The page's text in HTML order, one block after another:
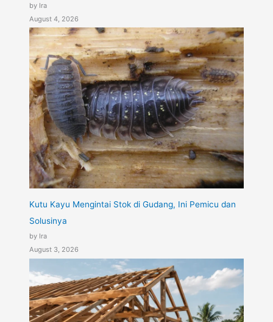
by Ira
August 4, 2026
Kutu Kayu Mengintai Stok di Gudang, Ini Pemicu dan
Solusinya
by Ira
August 3, 2026